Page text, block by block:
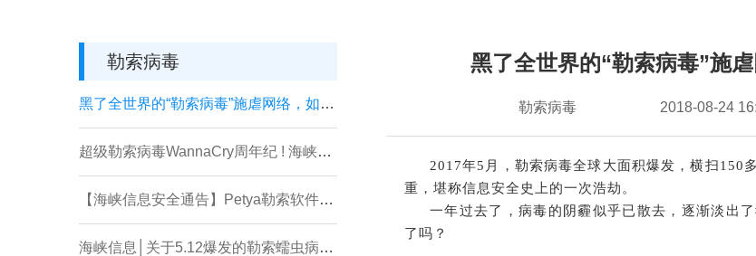
勒索病毒
黑了全世界的“勒索病毒”施虐网络，如何预防专家支招!
超级勒索病毒WannaCry周年纪 ! 海峡信息支招企业网络安全防护
【海峡信息安全通告】Petya勒索软件安全预警
海峡信息│关于5.12爆发的勒索蠕虫病毒的处置办法
黑了全世界的“勒索病毒”施
勒索病毒 2018-08-24
2017年5月，勒索病毒全球大面积爆发，横扫150
重，堪称信息安全史上的一次浩劫。
一年过去了，病毒的阴霾似乎已散去，逐渐淡出
了吗？